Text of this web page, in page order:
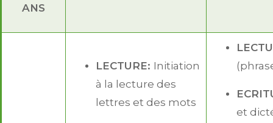
ANS
LECTURE: Initiation
à la lecture des
lettres et des mots
et